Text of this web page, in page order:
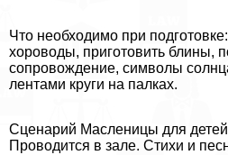
Что необходимо при
хороводы, приготовить блины,
сопровождение, символы
лентами круги на палках.
Сценарий Масленицы для
Проводится в зале. Стихи и